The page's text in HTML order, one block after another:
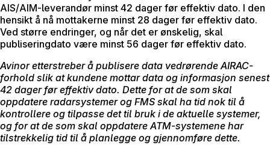
AIS/AIM-leverandør minst 42 dager før effektiv dato. I den
hensikt å nå mottakerne minst 28 dager før effektiv dato.
Ved større endringer, og når det er ønskelig, skal
publiseringdato være minst 56 dager før effektiv dato.
Avinor etterstreber å publisere data vedrørende AIRAC-
forhold slik at kundene mottar data og informasjon senest
42 dager før effektiv dato. Dette for at de som skal
oppdatere radarsystemer og FMS skal ha tid nok til å
kontrollere og tilpasse det til bruk i de aktuelle systemer,
og for at de som skal oppdatere ATM-systemene har
tilstrekkelig tid til å planlegge og gjennomføre dette.